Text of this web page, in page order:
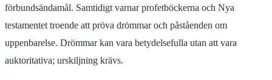
förbundsändamål. Samtidigt varnar profetböckerna och Nya
testamentet troende att pröva drömmar och påståenden om
uppenbarelse. Drömmar kan vara betydelsefulla utan att vara
auktoritativa; urskiljning krävs.